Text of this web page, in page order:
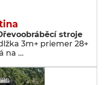
stroje
3m+ priemer 28+
na …